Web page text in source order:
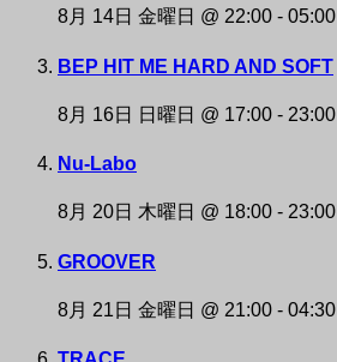
8月 14日 金曜日 @ 22:00 - 05:00
BEP HIT ME HARD AND SOFT
8月 16日 日曜日 @ 17:00 - 23:00
Nu-Labo
8月 20日 木曜日 @ 18:00 - 23:00
GROOVER
8月 21日 金曜日 @ 21:00 - 04:30